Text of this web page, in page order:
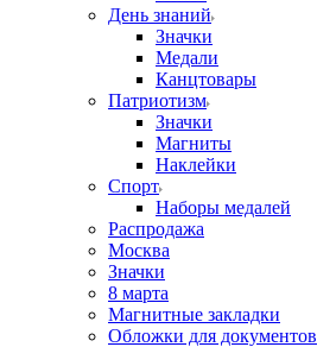
День знаний
Значки
Медали
Канцтовары
Патриотизм
Значки
Магниты
Наклейки
Спорт
Наборы медалей
Распродажа
Москва
Значки
8 марта
Магнитные закладки
Обложки для документов